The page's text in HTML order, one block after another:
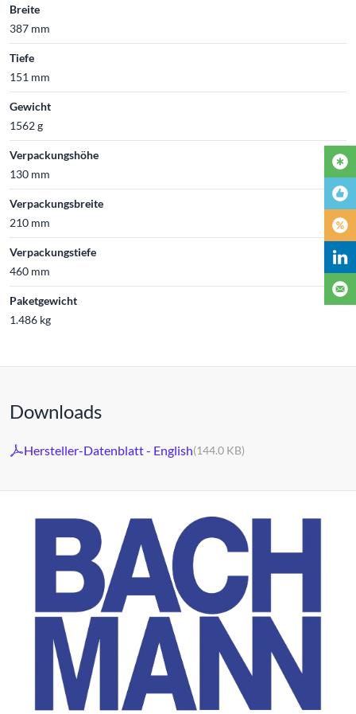
Breite
387 mm
Tiefe
151 mm
Gewicht
1562 g
Verpackungshöhe
130 mm
Verpackungsbreite
210 mm
Verpackungstiefe
460 mm
Paketgewicht
1.486 kg
Downloads
Hersteller-Datenblatt - English(144.0 KB)